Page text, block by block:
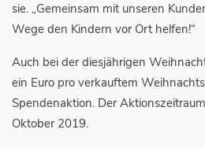
sie. „Gemeinsam mit unseren
Wege den Kindern vor Ort helfen!“
Auch bei der diesjährigen
ein Euro pro verkauftem
Spendenaktion. Der
Oktober 2019.